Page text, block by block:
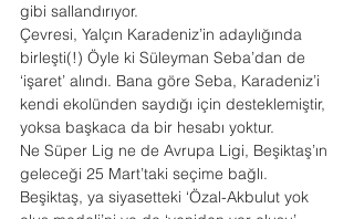
gibi sallandırıyor.
Çevresi, Yalçın Karadeniz’in adaylığında
birleşti(!) Öyle ki Süleyman Seba’dan de
‘işaret’ alındı. Bana göre Seba, Karadeniz’i
kendi ekolünden saydığı için desteklemiştir,
yoksa başkaca da bir hesabı yoktur.
Ne Süper Lig ne de Avrupa Ligi, Beşiktaş’ın
geleceği 25 Mart’taki seçime bağlı.
Beşiktaş, ya siyasetteki ‘Özal-Akbulut yok